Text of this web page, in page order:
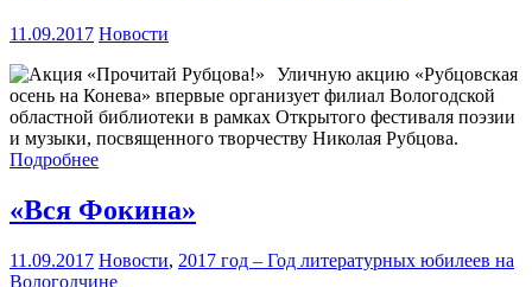
11.09.2017 Новости
Уличную акцию «Рубцовская
осень на Конева» впервые организует филиал Вологодской
областной библиотеки в рамках Открытого фестиваля поэзии
и музыки, посвященного творчеству Николая Рубцова.
Подробнее
«Вся Фокина»
11.09.2017 Новости, 2017 год – Год литературных юбилеев на
Вологодчине